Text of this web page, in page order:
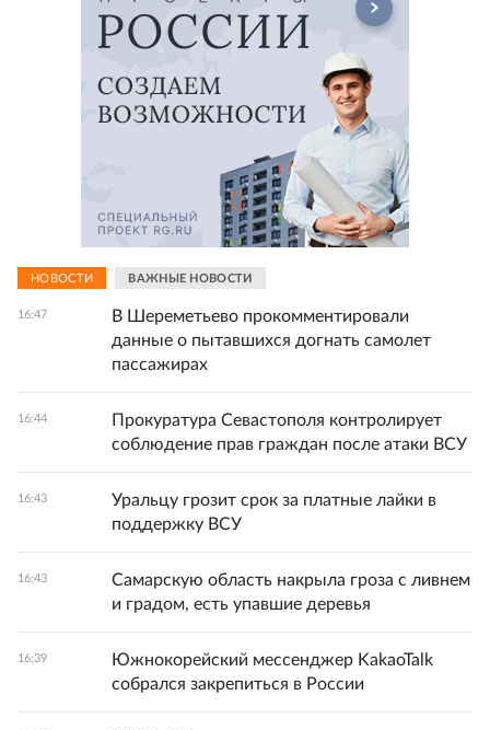
НОВОСТИ ВАЖНЫЕ НОВОСТИ
16:47
В Шереметьево прокомментировали
данные о пытавшихся догнать самолет
пассажирах
16:44
Прокуратура Севастополя контролирует
соблюдение прав граждан после атаки ВСУ
16:43
Уральцу грозит срок за платные лайки в
поддержку ВСУ
16:43
Самарскую область накрыла гроза с ливнем
и градом, есть упавшие деревья
16:39
Южнокорейский мессенджер KakaoTalk
собрался закрепиться в России